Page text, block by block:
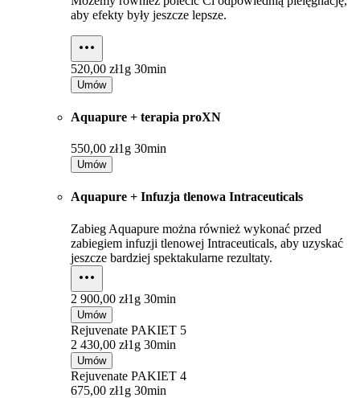
aby efekty były jeszcze lepsze.
520,00 zł1g 30min
Umów
Aquapure + terapia proXN
550,00 zł1g 30min
Umów
Aquapure + Infuzja tlenowa Intraceuticals
Zabieg Aquapure można również wykonać przed
zabiegiem infuzji tlenowej Intraceuticals, aby uzyskać
jeszcze bardziej spektakularne rezultaty.
2 900,00 zł1g 30min
Umów
Rejuvenate PAKIET 5
2 430,00 zł1g 30min
Umów
Rejuvenate PAKIET 4
675,00 zł1g 30min